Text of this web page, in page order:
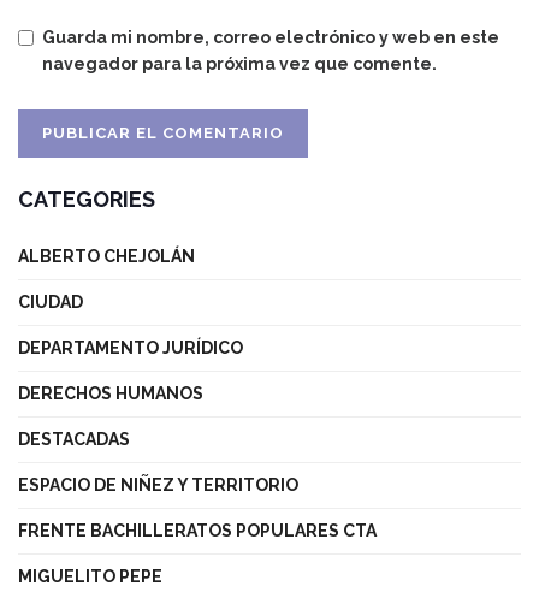
Guarda mi nombre, correo electrónico y web en este
navegador para la próxima vez que comente.
CATEGORIES
ALBERTO CHEJOLÁN
CIUDAD
DEPARTAMENTO JURÍDICO
DERECHOS HUMANOS
DESTACADAS
ESPACIO DE NIÑEZ Y TERRITORIO
FRENTE BACHILLERATOS POPULARES CTA
MIGUELITO PEPE